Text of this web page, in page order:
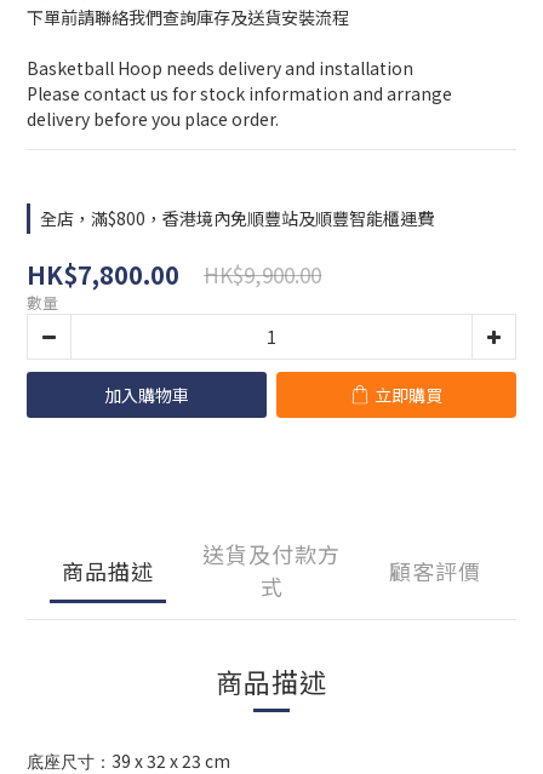
下單前請聯絡我們查詢庫存及送貨安裝流程
Basketball Hoop needs delivery and installation
Please contact us for stock information and arrange
delivery before you place order.
全店，滿$800，香港境內免順豐站及順豐智能櫃運費
HK$7,800.00 HK$9,900.00
數量
加入購物車 立即購買
商品描述
送貨及付款方
式
顧客評價
商品描述
底座尺寸： 39 x 32 x 23 cm